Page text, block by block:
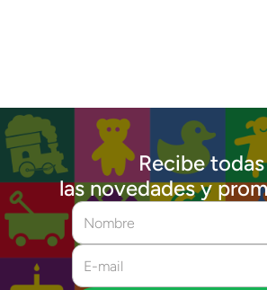
Recibe todas
las novedades y